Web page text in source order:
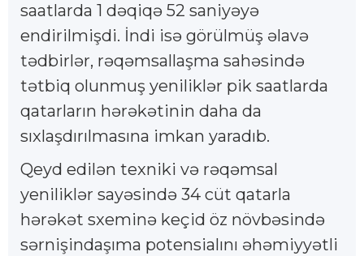
saatlarda 1 dəqiqə 52 saniyəyə
endirilmişdi. İndi isə görülmüş əlavə
tədbirlər, rəqəmsallaşma sahəsində
tətbiq olunmuş yeniliklər pik saatlarda
qatarların hərəkətinin daha da
sıxlaşdırılmasına imkan yaradıb.
Qeyd edilən texniki və rəqəmsal
yeniliklər sayəsində 34 cüt qatarla
hərəkət sxeminə keçid öz növbəsində
sərnişindaşıma potensialını əhəmiyyətli